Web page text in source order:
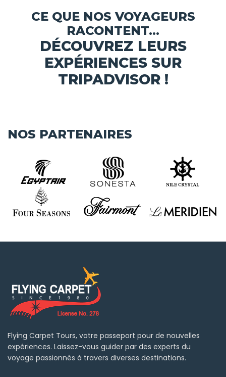
CE QUE NOS VOYAGEURS
RACONTENT...
DÉCOUVREZ LEURS
EXPÉRIENCES SUR
TRIPADVISOR !
NOS PARTENAIRES
Flying Carpet Tours, votre passeport pour de nouvelles
expériences. Laissez-vous guider par des experts du
voyage passionnés à travers diverses destinations.